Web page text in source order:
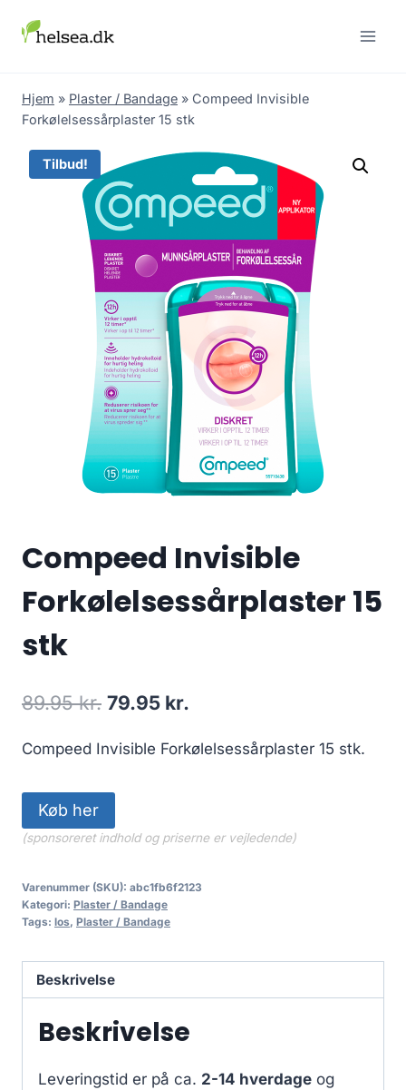
Hjem » Plaster / Bandage » Compeed Invisible
Forkølelsessårplaster 15 stk
Tilbud!
Compeed Invisible
Forkølelsessårplaster 15
stk
89.95kr. Den
pris
var:
89.95 kr..
79.95 kr.
pris
Compeed Invisible Forkølelsessårplaster 15 stk.
Køb her
(sponsoreret indhold og priserne er vejledende)
Varenummer (SKU): abc1fb6f2123
Kategori: Plaster / Bandage
Tags: los, Plaster / Bandage
Beskrivelse
Beskrivelse
Leveringstid er på ca. 2-14 hverdage og